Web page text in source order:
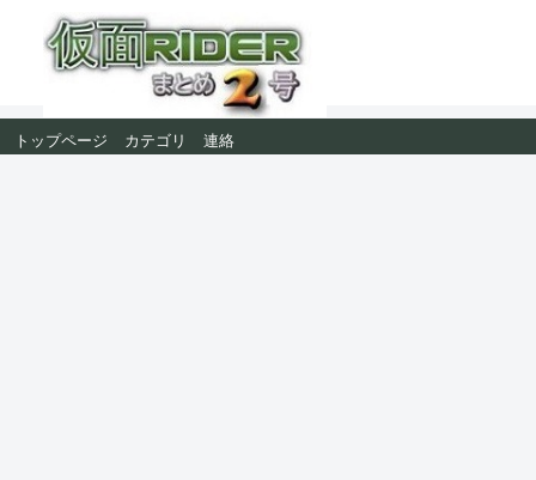
トップページ カテゴリ 連絡